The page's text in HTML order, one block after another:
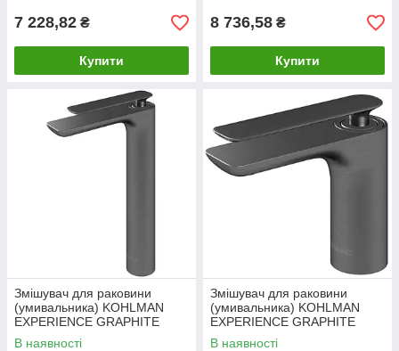
7 228,82 ₴
Купити
8 736,58 ₴
Купити
Змішувач для раковини
(умивальника) KOHLMAN
EXPERIENCE GRAPHITE
високий *
В наявності
Змішувач для раковини
(умивальника) KOHLMAN
EXPERIENCE GRAPHITE
низький *
В наявності